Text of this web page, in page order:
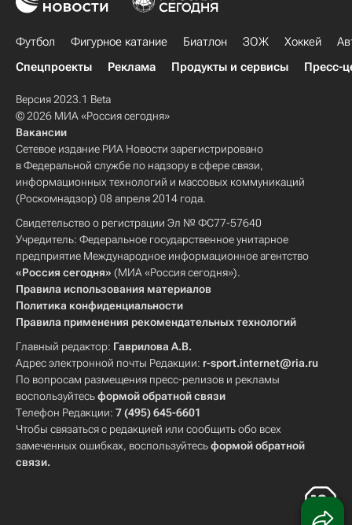
Футбол Фигурное катание Биатлон ЗОЖ Хоккей
Спецпроекты
Реклама Продукты и сервисы Пресс-
Версия 2023.1 Beta
© 2026 МИА «Россия сегодня»
Вакансии
Сетевое издание РИА Новости зарегистрировано
в Федеральной службе по надзору в сфере связи,
информационных технологий и массовых коммуникаций
(Роскомнадзор) 08 апреля 2014 года.
Свидетельство о регистрации Эл № ФС77-57640
Учредитель: Федеральное государственное унитарное
предприятие Международное информационное агентство
«Россия сегодня» (МИА «Россия сегодня»).
Правила использования материалов
Политика конфиденциальности
Правила применения рекомендательных технологий
Главный редактор: Гаврилова А.В.
Адрес электронной почты Редакции: r-sport.internet@ria.ru
По вопросам размещения пресс-релизов и рекламы
воспользуйтесьформой обратной связи
Телефон Редакции: 7 (495) 645-6601
Чтобы связаться с редакцией или сообщить обо всех
замеченных ошибках, воспользуйтесьформой обратной
связи.